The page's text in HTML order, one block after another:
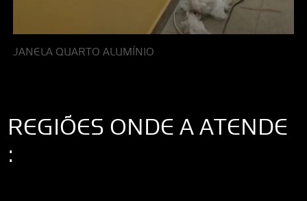
JANELA QUARTO ALUMÍNIO
REGIÕES ONDE A ATENDE
: